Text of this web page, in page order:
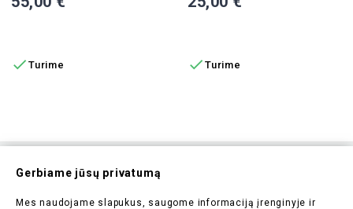
 Turime  Turime
Prenumeruokite Mūsų
Naujienlaiškį
Gerbiame jūsų privatumą
Mes naudojame slapukus, saugome informaciją įrenginyje ir